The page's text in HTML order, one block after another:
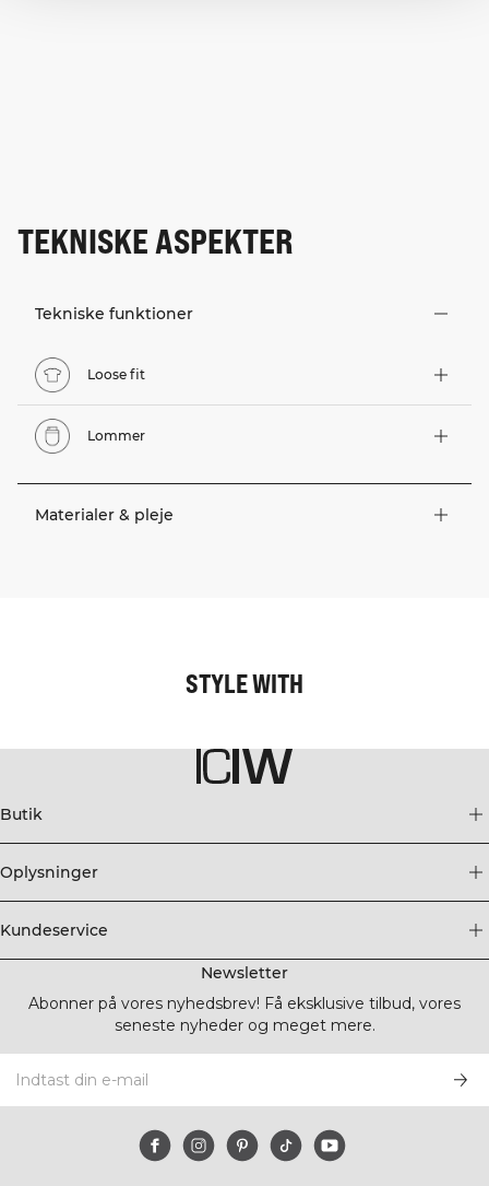
TEKNISKE ASPEKTER
Tekniske funktioner
Loose fit
Lommer
Materialer & pleje
STYLE WITH
Butik
Oplysninger
Kundeservice
Newsletter
Abonner på vores nyhedsbrev! Få eksklusive tilbud, vores
seneste nyheder og meget mere.